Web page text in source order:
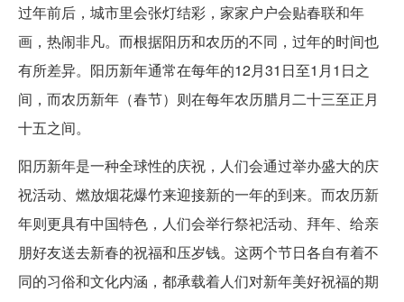
过年前后，城市里会张灯结彩，家家户户会贴春联和年
画，热闹非凡。而根据阳历和农历的不同，过年的时间也
有所差异。阳历新年通常在每年的12月31日至1月1日之
间，而农历新年（春节）则在每年农历腊月二十三至正月
十五之间。
阳历新年是一种全球性的庆祝，人们会通过举办盛大的庆
祝活动、燃放烟花爆竹来迎接新的一年的到来。而农历新
年则更具有中国特色，人们会举行祭祀活动、拜年、给亲
朋好友送去新春的祝福和压岁钱。这两个节日各自有着不
同的习俗和文化内涵，都承载着人们对新年美好祝福的期